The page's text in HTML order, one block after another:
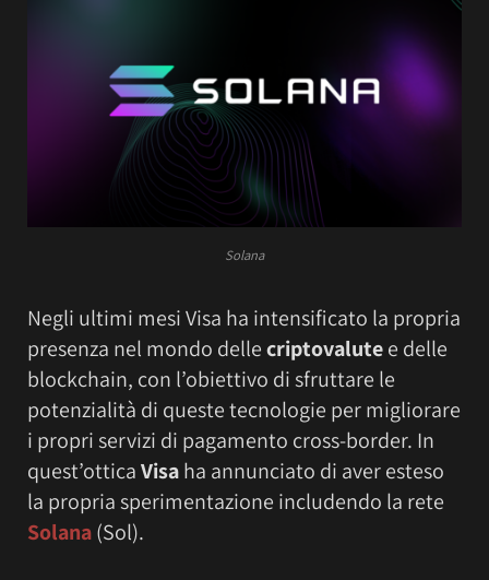
Solana
Negli ultimi mesi Visa ha intensificato la propria
presenza nel mondo dellecriptovalutee delle
blockchain, con l’obiettivo di sfruttare le
potenzialità di queste tecnologie per migliorare
i propri servizi di pagamento cross-border. In
quest’otticaVisaha annunciato di aver esteso
la propria sperimentazione includendo la rete
Solana(Sol).